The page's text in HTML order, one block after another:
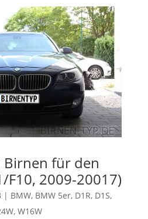
Birnen für den
F10, 2009-20017)
| BMW, BMW 5er, D1R, D1S,
, W16W